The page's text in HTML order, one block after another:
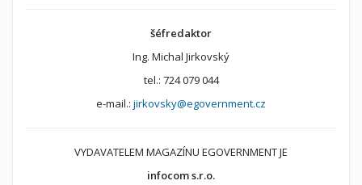
šéfredaktor
Ing. Michal Jirkovský
tel.: 724 079 044
e-mail.: jirkovsky@egovernment.cz
VYDAVATELEM MAGAZÍNU EGOVERNMENT JE
infocom s.r.o.